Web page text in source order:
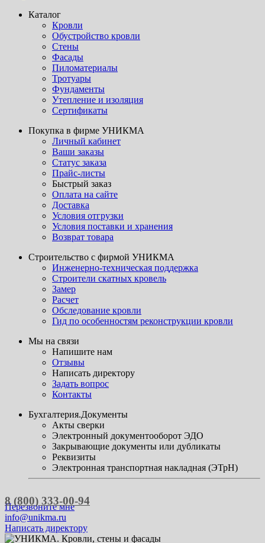
Каталог
Кровли
Обустройство кровли
Стены
Фасады
Пиломатериалы
Тротуары
Фундаменты
Утепление и изоляция
Сертификаты
Покупка в фирме УНИКМА
Личный кабинет
Ваши заказы
Статус заказа
Прайс-листы
Быстрый заказ
Оплата на сайте
Доставка
Условия отгрузки
Условия поставки и хранения
Возврат товара
Строительство с фирмой УНИКМА
Инженерно-техническая поддержка
Строители скатных кровель
Замер
Расчет
Обследование кровли
Гид по особенностям реконструкции кровли
Мы на связи
Напишите нам
Отзывы
Написать директору
Задать вопрос
Контакты
Бухгалтерия.Документы
Акты сверки
Электронный документооборот ЭДО
Закрывающие документы или дубликаты
Реквизиты
Электронная транспортная накладная (ЭТрН)
8 (800) 333-00-94
Перезвоните мне
info@unikma.ru
Написать директору